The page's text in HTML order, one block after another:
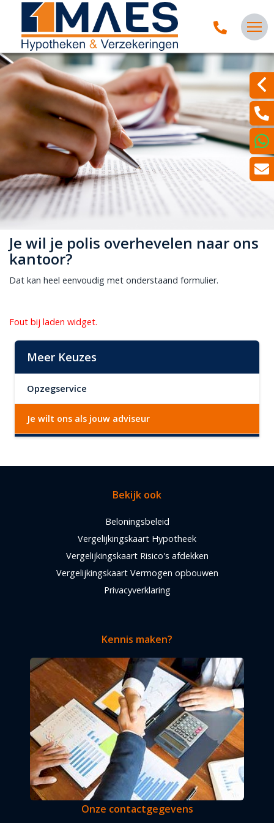
Je wil je polis overhevelen naar ons
kantoor?
Dat kan heel eenvoudig met onderstaand formulier.
Fout bij laden widget.
Meer Keuzes
Opzegservice
Je wilt ons als jouw adviseur
Bekijk ook
Beloningsbeleid
Vergelijkingskaart Hypotheek
Vergelijkingskaart Risico's afdekken
Vergelijkingskaart Vermogen opbouwen
Privacyverklaring
Kennis maken?
Onze contactgegevens